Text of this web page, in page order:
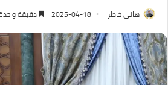
هانى خاطر 2025-04-18 دقيقة